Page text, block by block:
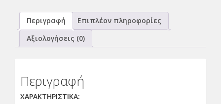
Περιγραφή
Επιπλέον πληροφορίες
Αξιολογήσεις (0)
Περιγραφή
ΧΑΡΑΚΤΗΡΙΣΤΙΚΑ: